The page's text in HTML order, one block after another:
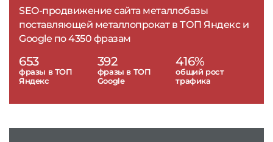
SEO-продвижение сайта металлобазы
поставляющей металлопрокат в ТОП Яндекс и
Google по 4350 фразам
653
фразы в ТОП
Яндекс
392
фразы в ТОП
Google
416%
общий рост
трафика